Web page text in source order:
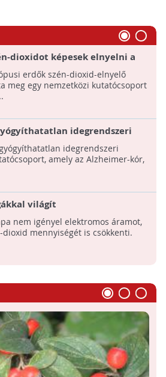
dioxidot képesek elnyelni a
erdők szén-dioxid-elnyelő
meg egy nemzetközi kutatócsoport
idegrendszeri
idegrendszeri
amely az Alzheimer-kór,
világít
nem igényel elektromos áramot,
dioxid mennyiségét is csökkenti.